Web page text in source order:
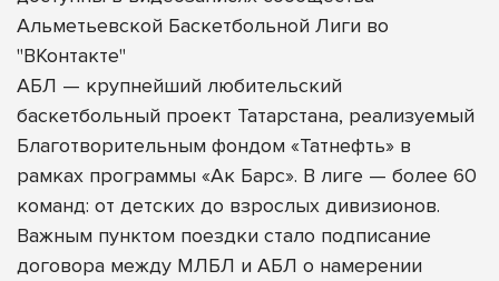
Альметьевской Баскетбольной Лиги во
"ВКонтакте"
АБЛ — крупнейший любительский
баскетбольный проект Татарстана, реализуемый
Благотворительным фондом «Татнефть» в
рамках программы «Ак Барс». В лиге — более 60
команд: от детских до взрослых дивизионов.
Важным пунктом поездки стало подписание
договора между МЛБЛ и АБЛ о намерении